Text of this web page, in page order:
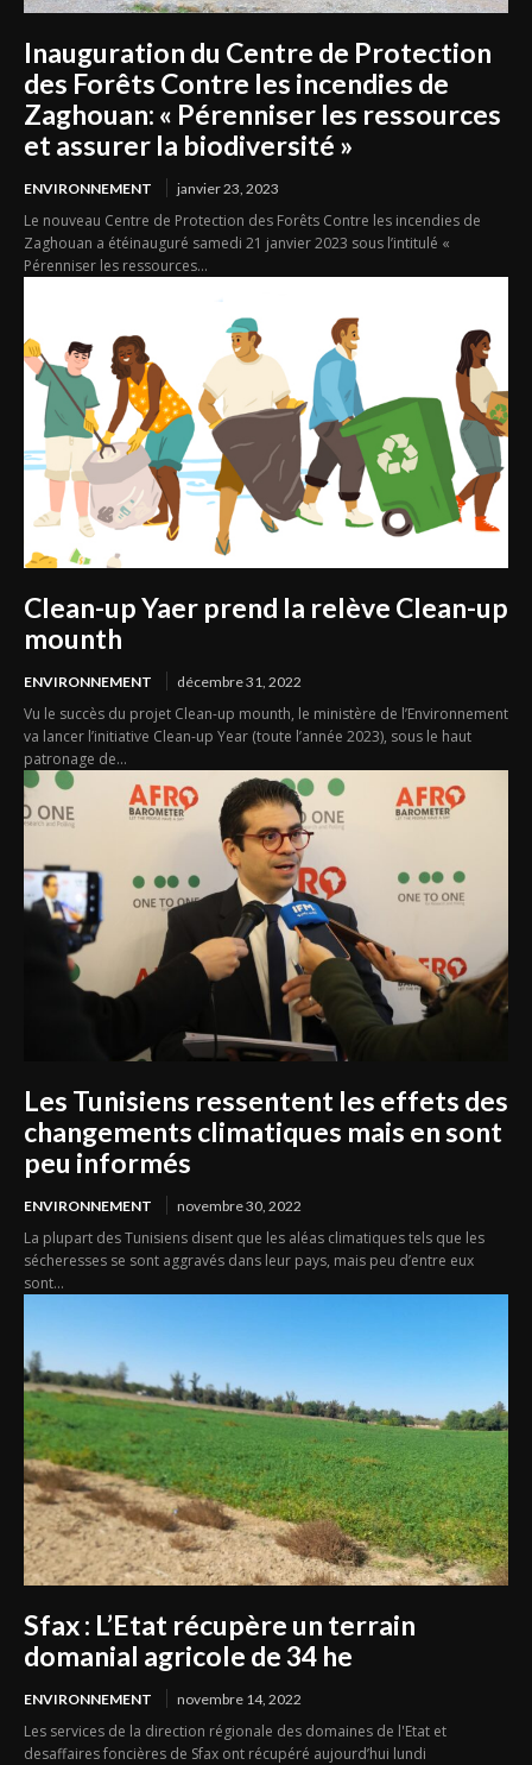
Inauguration du Centre de Protection
des Forêts Contre les incendies de
Zaghouan: « Pérenniser les ressources
et assurer la biodiversité »
ENVIRONNEMENT janvier 23, 2023
Le nouveau Centre de Protection des Forêts Contre les incendies de
Zaghouan a étéinauguré samedi 21 janvier 2023 sous l’intitulé «
Pérenniser les ressources...
Clean-up Yaer prend la relève Clean-up
mounth
ENVIRONNEMENT décembre 31, 2022
Vu le succès du projet Clean-up mounth, le ministère de l’Environnement
va lancer l’initiative Clean-up Year (toute l’année 2023), sous le haut
patronage de...
Les Tunisiens ressentent les effets des
changements climatiques mais en sont
peu informés
ENVIRONNEMENT novembre 30, 2022
La plupart des Tunisiens disent que les aléas climatiques tels que les
sécheresses se sont aggravés dans leur pays, mais peu d’entre eux
sont...
Sfax : L’Etat récupère un terrain
domanial agricole de 34 he
ENVIRONNEMENT novembre 14, 2022
Les services de la direction régionale des domaines de l'Etat et
desaffaires foncières de Sfax ont récupéré aujourd’hui lundi